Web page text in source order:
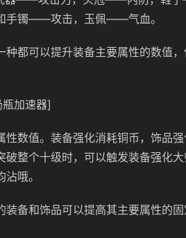
手镯——攻击，玉佩——气血。
都可以提升装备主要属性的数值
加速器]
数值。装备强化消耗铜币，饰品
整个十级时，可以触发装备强化大
哦。
备和饰品可以提高其主要属性的